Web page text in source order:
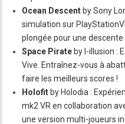
Ocean Descent by Sony
simulation sur
plongée pour une
Space Pirate by I-illusion :
Vive. Entraînez-vous à
faire les meilleurs scores !
Holofit by Holodia :
mk2 VR en collaboration
une version multi-joueurs